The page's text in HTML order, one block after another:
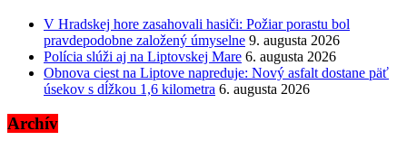
V Hradskej hore zasahovali hasiči: Požiar porastu bol
pravdepodobne založený úmyselne 9. augusta 2026
Polícia slúži aj na Liptovskej Mare 6. augusta 2026
Obnova ciest na Liptove napreduje: Nový asfalt dostane päť
úsekov s dĺžkou 1,6 kilometra 6. augusta 2026
Archív